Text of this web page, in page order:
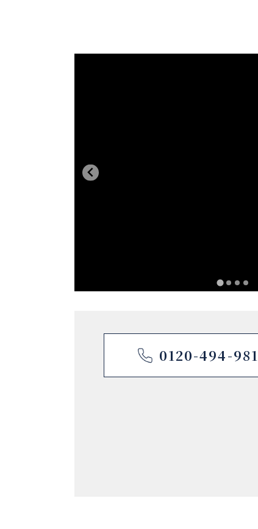
0120-494-981